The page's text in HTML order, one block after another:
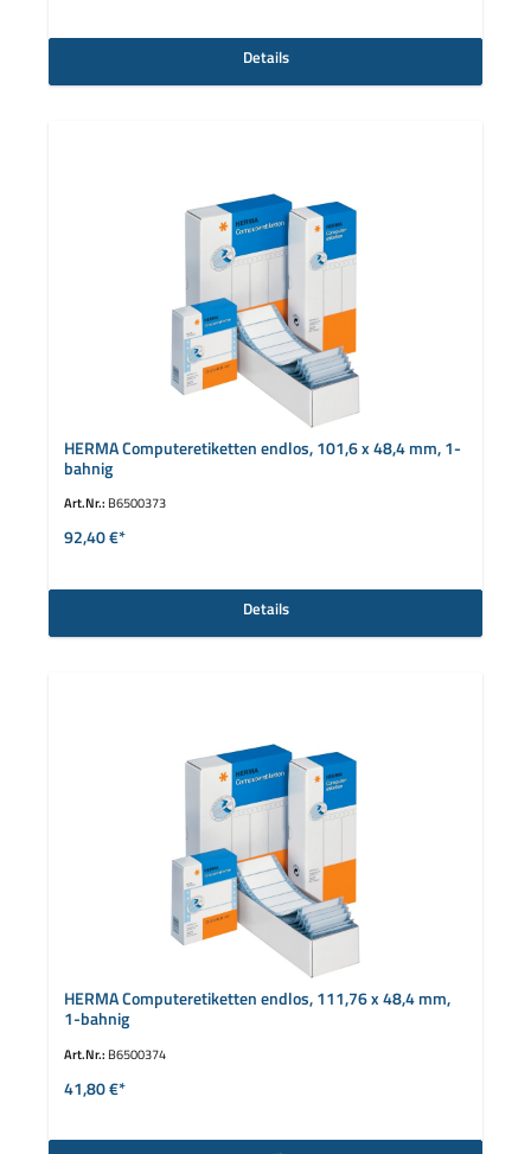
Details
HERMA Computeretiketten endlos, 101,6 x 48,4 mm, 1-
bahnig
Art.Nr.: B6500373
92,40 €*
Details
HERMA Computeretiketten endlos, 111,76 x 48,4 mm,
1-bahnig
Art.Nr.: B6500374
41,80 €*